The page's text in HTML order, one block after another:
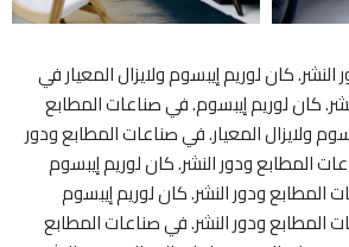
كان لوريم إيبسوم ولايزال المعيار في
كان لوريم إيبسوم. في صناعات المطابع
ولايزال المعيار. في صناعات المطابع ودور
المطابع ودور النشر. كان لوريم إيبسوم
المطابع ودور النشر. كان لوريم إيبسوم
المطابع ودور النشر. في صناعات المطابع